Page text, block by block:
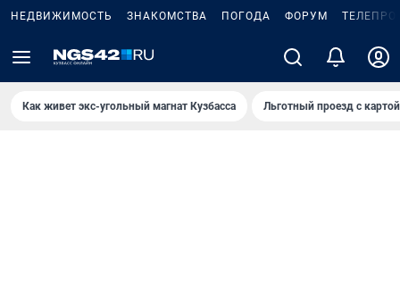
НЕДВИЖИМОСТЬ ЗНАКОМСТВА ПОГОДА ФОРУМ
Как живет экс-угольный магнат Кузбасса Льготный проезд с